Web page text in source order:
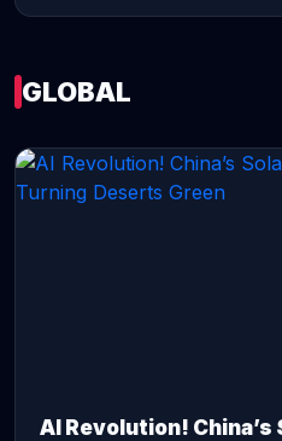
GLOBAL
AI Revolution! China’s